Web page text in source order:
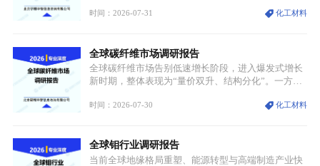
用价值难以被替代。依托理化优势，镍被全球主要经
型为新能源核心战略矿产，全球产业形成“印尼掌控
资源与产能、中国主导消费与技术、工艺向低碳湿法
迭代、再生镍加速补位”的全新格局。
时间：2026-07-31 化工材料
全球碳纤维市场调研报告
全球碳纤维市场告别低速增长阶段，进入爆发式增长
新时期，整体表现为“量价双升、结构分化”。一方面
持续扩张；另一方面产品、需求、应用场景呈现明显
体规模扩张，高附加值领域与规模化工业应用形成两
大独立增长体系。
时间：2026-07-30 化工材料
全球钼行业调研报告
当前全球地缘格局重塑、能源转型与高端制造产业快